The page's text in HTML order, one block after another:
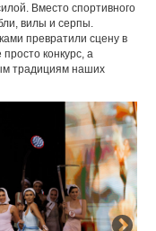
Вместо спортивного
вилы и серпы.
превратили сцену в
конкурс, а
традициям наших